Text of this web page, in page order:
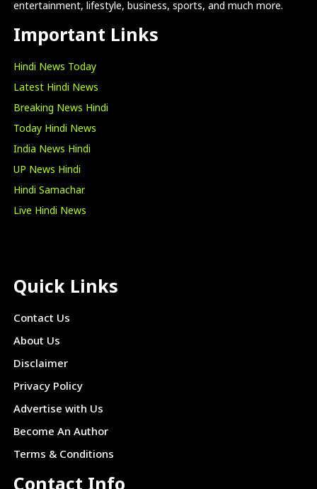
entertainment, lifestyle, business, sports, and much more.
Important Links
Hindi News Today
Latest Hindi News
Breaking News Hindi
Today Hindi News
India News Hindi
UP News Hindi
Hindi Samachar
Live Hindi News
Quick Links
Contact Us
About Us
Disclaimer
Privacy Policy
Advertise with Us
Become An Author
Terms & Conditions